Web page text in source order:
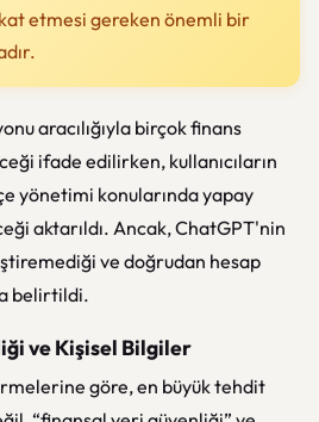
etmesi gereken önemli bir
aracılığıyla birçok finans
ifade edilirken, kullanıcıların
yönetimi konularında yapay
aktarıldı. Ancak, ChatGPT'nin
ve doğrudan hesap
belirtildi.
ve Kişisel Bilgiler
göre, en büyük tehdit